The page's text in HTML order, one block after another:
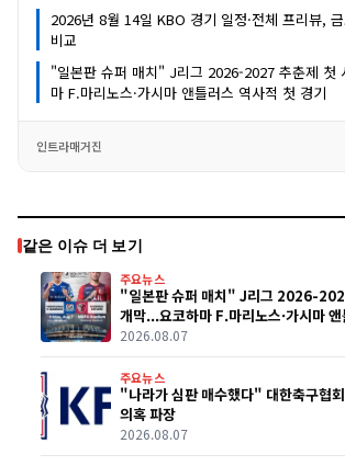
2026년 8월 14일 KBO 경기 일정·전체 프리뷰,
비교
"일본판 슈퍼 매치" J리그 2026-2027 추춘제 첫
마 F.마리노스·가시마 앤틀러스 역사적 첫 경기
인트라매거진
같은 이슈 더 보기
주요뉴스
"일본판 슈퍼 매치" J리그 2026-
개막...요코하마 F.마리노스·가시마
2026.08.07
주요뉴스
"나라가 심판 매수했다" 대한축구협
의혹 파장
2026.08.07